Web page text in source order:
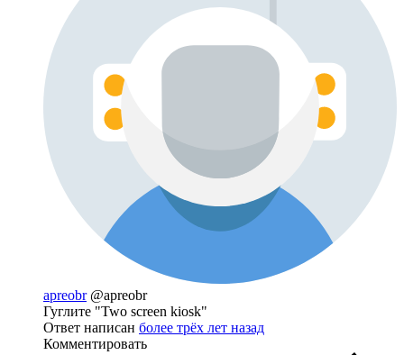
apreobr @apreobr
Гуглите "Two screen kiosk"
Ответ написан более трёх лет назад
Комментировать